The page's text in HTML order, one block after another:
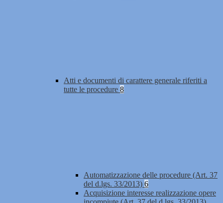
Atti e documenti di carattere generale riferiti a
tutte le procedure 8
Automatizzazione delle procedure (Art. 37
del d.lgs. 33/2013) 6
Acquisizione interesse realizzazione opere